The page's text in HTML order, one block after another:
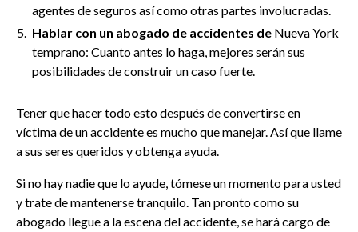
agentes de seguros así como otras partes involucradas.
Hablar con un abogado de accidentes de Nueva York
temprano: Cuanto antes lo haga, mejores serán sus
posibilidades de construir un caso fuerte.
Tener que hacer todo esto después de convertirse en
víctima de un accidente es mucho que manejar. Así que llame
a sus seres queridos y obtenga ayuda.
Si no hay nadie que lo ayude, tómese un momento para usted
y trate de mantenerse tranquilo. Tan pronto como su
abogado llegue a la escena del accidente, se hará cargo de